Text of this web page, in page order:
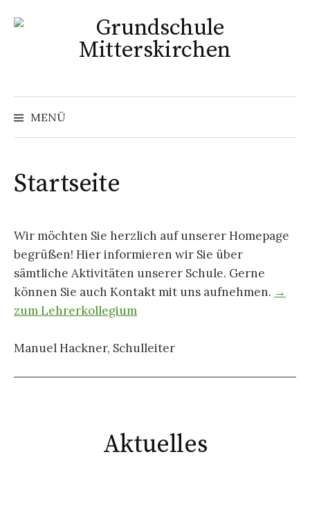
zum
MENÜ
Startseite
Wir möchten Sie herzlich auf unserer Homepage
begrüßen! Hier informieren wir Sie über
sämtliche Aktivitäten unserer Schule. Gerne
können Sie auch Kontakt mit uns aufnehmen. →
zum Lehrerkollegium
Manuel Hackner, Schulleiter
Aktuelles